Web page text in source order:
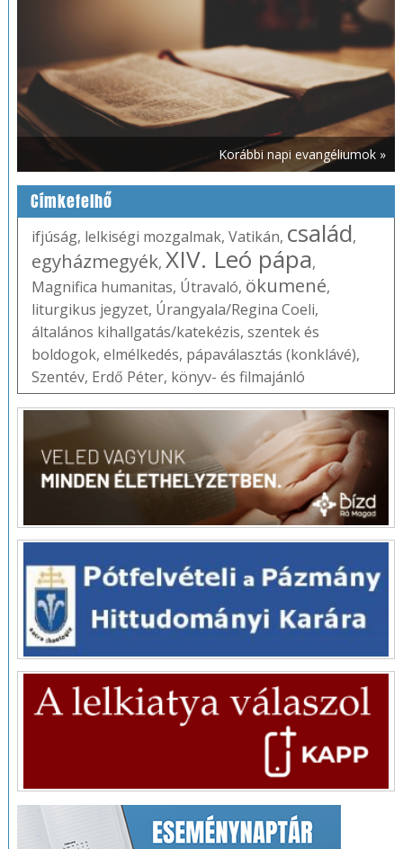
Korábbi napi evangéliumok »
Címkefelhő
ifjúság, lelkiségi mozgalmak, Vatikán, család,
egyházmegyék, XIV. Leó pápa,
Magnifica humanitas, Útravaló, ökumené,
liturgikus jegyzet, Úrangyala/Regina Coeli,
általános kihallgatás/katekézis, szentek és
boldogok, elmélkedés, pápaválasztás (konklávé),
Szentév, Erdő Péter, könyv- és filmajánló